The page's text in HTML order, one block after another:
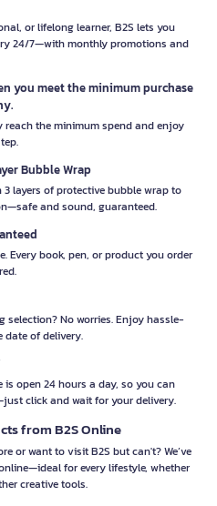
or lifelong learner, B2S lets you
24/7—with monthly promotions and
you meet the minimum purchase
the minimum spend and enjoy
Bubble Wrap
layers of protective bubble wrap to
and sound, guaranteed.
Every book, pen, or product you order
selection? No worries. Enjoy hassle-
date of delivery.
is open 24 hours a day, so you can
click and wait for your delivery.
from B2S Online
or want to visit B2S but can't? We’ve
for every lifestyle, whether
creative tools.